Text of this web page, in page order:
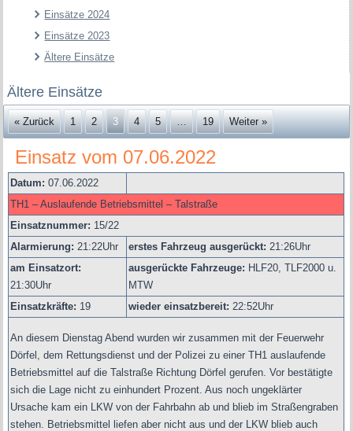
Einsätze 2024
Einsätze 2023
Ältere Einsätze
Ältere Einsätze
« Zurück 1 2 3 4 5 … 19 Weiter »
Einsatz vom 07.06.2022
Datum:07.06.2022
TH1 – Auslaufende Betriebsmittel – Talstraße
Einsatznummer: 15/22
Alarmierung: 21:22Uhr erstes Fahrzeug ausgerückt: 21:26Uhr
am Einsatzort:
21:30Uhr
ausgerückte Fahrzeuge: HLF20, TLF2000 u.
MTW
Einsatzkräfte: 19 wieder einsatzbereit: 22:52Uhr
An diesem Dienstag Abend wurden wir zusammen mit der Feuerwehr
Dörfel, dem Rettungsdienst und der Polizei zu einer TH1 auslaufende
Betriebsmittel auf die Talstraße Richtung Dörfel gerufen. Vor bestätigte
sich die Lage nicht zu einhundert Prozent. Aus noch ungeklärter
Ursache kam ein LKW von der Fahrbahn ab und blieb im Straßengraben
stehen. Betriebsmittel liefen aber nicht aus und der LKW blieb auch